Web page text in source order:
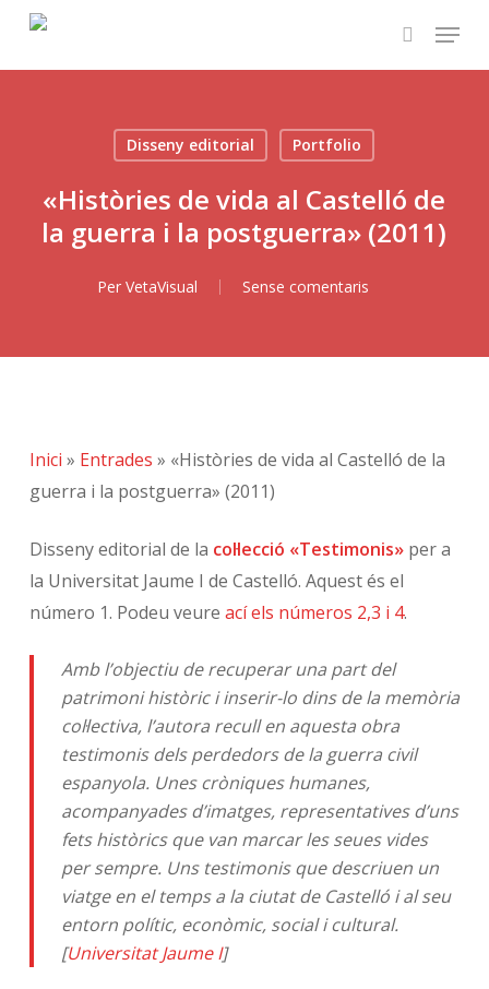
Skip
main
search
Menu
Disseny editorial Portfolio
«Històries de vida al Castelló de
la guerra i la postguerra» (2011)
Per VetaVisual Sense comentaris
Inici » Entrades » «Històries de vida al Castelló de la
guerra i la postguerra» (2011)
Disseny editorial de la col·lecció «Testimonis»per a
la Universitat Jaume I de Castelló. Aquest és el
número 1. Podeu veure ací els números 2,3 i 4.
Amb l’objectiu de recuperar una part del
patrimoni històric i inserir-lo dins de la memòria
col·lectiva, l’autora recull en aquesta obra
testimonis dels perdedors de la guerra civil
espanyola. Unes cròniques humanes,
acompanyades d’imatges, representatives d’uns
fets històrics que van marcar les seues vides
per sempre. Uns testimonis que descriuen un
viatge en el temps a la ciutat de Castelló i al seu
entorn polític, econòmic, social i cultural.
[Universitat Jaume I]